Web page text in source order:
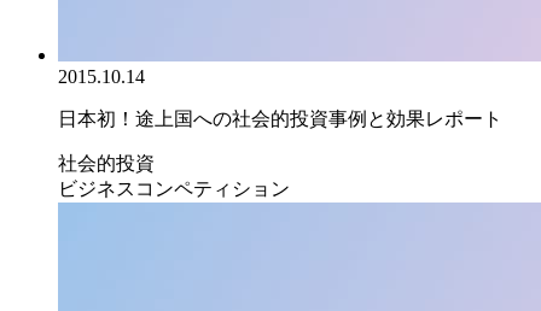
2015.10.14
日本初！途上国への社会的投資事例と効果レポート
社会的投資
ビジネスコンペティション